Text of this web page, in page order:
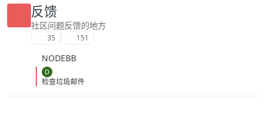
悲剧轮回…… 【作者简介】 作者：幻梦猎人，起点中文网作者，代表
作品：《灾厄收容所》《诡异分解指南》《天灾疯人院》《基因收容
所》等 【下载地址】 百度：
https://pan.baidu.com/s/1CTpsB1_Ju5NwzAhO0MvwZQ?pwd=9a1v
夸克：https://pan.quark.cn/s/ffe07719ebb3?pwd=aUYh 移动：
反馈
社区问题反馈的地方
35 151
NODEBB
D
检查垃圾邮件